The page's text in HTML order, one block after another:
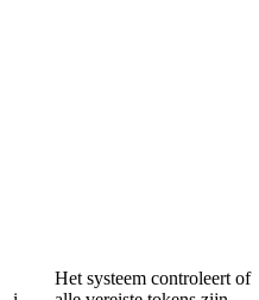
Het systeem controleert of